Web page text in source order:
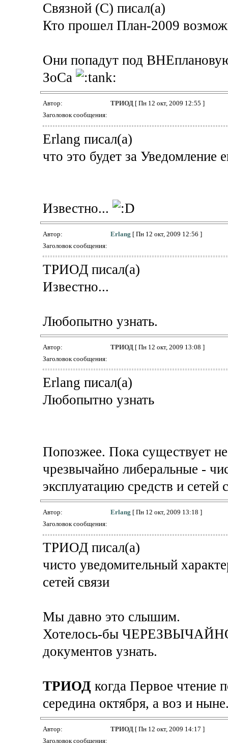
Связной (С) писал(а)
Кто прошел План-2009
Они попадут под
ЗоСа
Автор: ТРИОД[ Пн 12 окт, 2009 12:55 ]
Заголовок сообщения:
Erlang писал(а)
что это будет за Уведомление
Известно...
Автор: Erlang [ Пн 12 окт, 2009 12:56 ]
Заголовок сообщения:
ТРИОД писал(а)
Известно...
Любопытно узнать.
Автор: ТРИОД[ Пн 12 окт, 2009 13:08 ]
Заголовок сообщения:
Erlang писал(а)
Любопытно узнать
Попозжее. Пока существует
чрезвычайно либеральные -
эксплуатацию средств и сетей
Автор: Erlang [ Пн 12 окт, 2009 13:18 ]
Заголовок сообщения:
ТРИОД писал(а)
чисто уведомительный
сетей связи
Мы давно это слышим.
Хотелось-бы
документов узнать.
ТРИОДкогда Первое чтение
середина октября, а воз и
Автор: ТРИОД[ Пн 12 окт, 2009 14:17 ]
Заголовок сообщения: